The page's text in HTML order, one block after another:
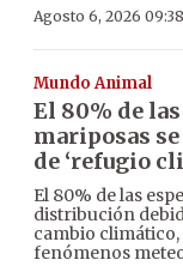
Agosto 6, 2026
Mundo Animal
El 80% de
mariposas
de ‘refugio
El 80% de las
distribución
cambio
fenómenos